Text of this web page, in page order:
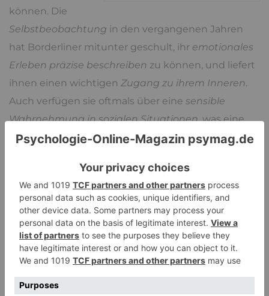
können. Die
Selbstbeobachtung in den vergangenen Jahren
hat Borderliner mitunter geschult, ihr emotionales
Erleben präzise beschreiben zu können, und liefert
ihnen einen wichtigen Zugang zu ihrem Inneren.
Auch verfügen sie oftmals über eine sensible
Wahrnehmung in sozialen Situationen, was eine
Auswertung erleichtern kann. Viele Borderliner
Therapeut-Patient-Ebene zunächst vereinfacht. Mit
Feingespür muss im Laufe der Therapie auf beiden
Seiten dafür Sorge getragen werden, dass diese
Verbindung bestehen bleibt. Gedanklich können
Borderliner Extreme ausloten, was ihnen eine große
Palette an Variationen möglicher menschlicher
Erlebens- und Verhaltensweisen